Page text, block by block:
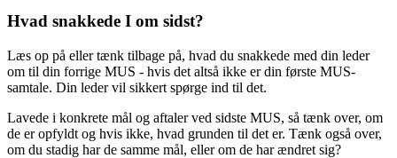
Hvad snakkede I om sidst?
Læs op på eller tænk tilbage på, hvad du snakkede med din leder
om til din forrige MUS - hvis det altså ikke er din første MUS-
samtale. Din leder vil sikkert spørge ind til det.
Lavede i konkrete mål og aftaler ved sidste MUS, så tænk over, om
de er opfyldt og hvis ikke, hvad grunden til det er. Tænk også over,
om du stadig har de samme mål, eller om de har ændret sig?